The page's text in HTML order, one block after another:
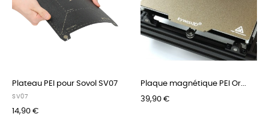
Plateau PEI pour Sovol SV07
SV07
14,90 €
Plaque magnétique PEI Or...
39,90 €